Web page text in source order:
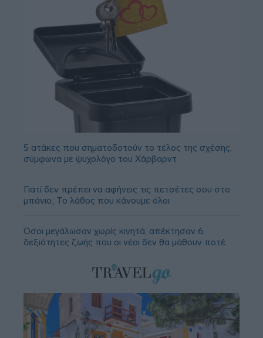
5 ατάκες που σηματοδοτούν το τέλος της σχέσης,
σύμφωνα με ψυχολόγο του Χάρβαρντ
Γιατί δεν πρέπει να αφήνεις τις πετσέτες σου στο
μπάνιο; Το λάθος που κάνουμε όλοι
Όσοι μεγάλωσαν χωρίς κινητά, απέκτησαν 6
δεξιότητες ζωής που οι νέοι δεν θα μάθουν ποτέ